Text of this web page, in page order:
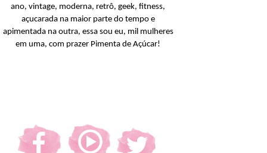
ano, vintage, moderna, retrô, geek, fitness,
açucarada na maior parte do tempo e
apimentada na outra, essa sou eu, mil mulheres
em uma, com prazer Pimenta de Açúcar!